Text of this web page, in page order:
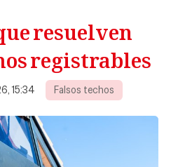
resuelven
registrables
15:34 Falsos techos